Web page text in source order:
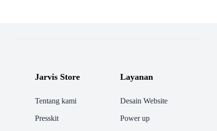
Jarvis Store
Tentang kami
Presskit
Layanan
Desain Website
Power up